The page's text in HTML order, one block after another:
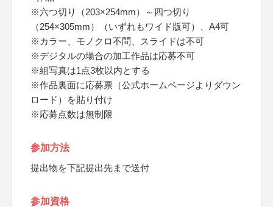
※六つ切り（203×254mm）～四つ切り
（254×305mm）（いずれもワイド版可）、A4可
※カラー、モノクロ不問、スライドは不可
※デジタルの場合の加工作品は応募不可
※組写真は1点3枚以内とする
※作品裏面に応募票（公式ホームページよりダウン
ロード）を貼り付け
※応募点数は無制限
参加方法
提出物を下記提出先まで送付
参加資格